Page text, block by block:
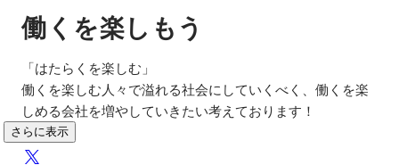
働くを楽しもう
「はたらくを楽しむ」
働くを楽しむ人々で溢れる社会にしていくべく、働くを楽
しめる会社を増やしていきたい考えております！
さらに表示